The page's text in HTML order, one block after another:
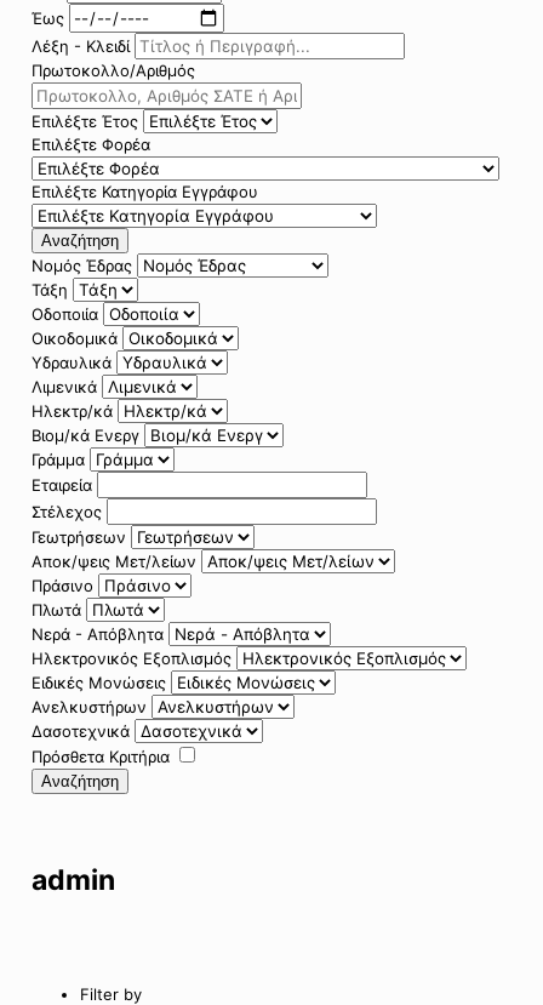
Έως
Λέξη - Κλειδί
Πρωτοκολλο/Αριθμός
Επιλέξτε Έτος
Επιλέξτε Φορέα
Επιλέξτε Κατηγορία Εγγράφου
Αναζήτηση
Νομός Έδρας
Τάξη
Οδοποιία
Οικοδομικά
Υδραυλικά
Λιμενικά
Ηλεκτρ/κά
Βιομ/κά Ενεργ
Γράμμα
Εταιρεία
Στέλεχος
Γεωτρήσεων
Αποκ/ψεις Μετ/λείων
Πράσινο
Πλωτά
Νερά - Απόβλητα
Ηλεκτρονικός Εξοπλισμός
Ειδικές Μονώσεις
Ανελκυστήρων
Δασοτεχνικά
Πρόσθετα Κριτήρια
Αναζήτηση
admin
Filter by